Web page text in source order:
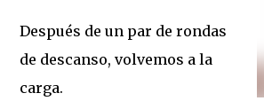
Después de un par de rondas
de descanso, volvemos a la
carga.